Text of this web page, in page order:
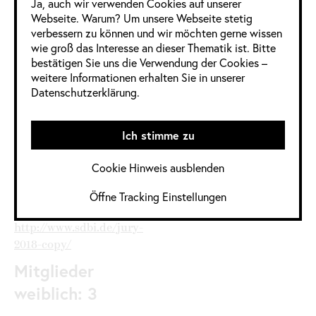
3 Frauen 8 Männer 0 Divers
Informationen
Jahrgang:2020 / 2021,2021
Deutschland,
http://www.sdbi.de/jury-
2018-copy/
Mitglieder
weiblich: 3
Ja, auch wir verwenden Cookies auf unserer
Webseite. Warum? Um unsere Webseite stetig
verbessern zu können und wir möchten gerne wissen
wie groß das Interesse an dieser Thematik ist. Bitte
bestätigen Sie uns die Verwendung der Cookies –
weitere Informationen erhalten Sie in unserer
Datenschutzerklärung.
Ich stimme zu
Cookie Hinweis ausblenden
Öffne Tracking Einstellungen